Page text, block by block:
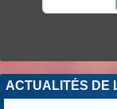
ACTUALITÉS DE